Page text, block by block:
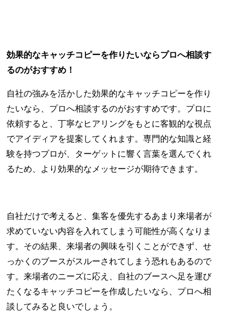
効果的なキャッチコピーを作りたいならプロへ相談す
るのがおすすめ！
自社の強みを活かした効果的なキャッチコピーを作り
たいなら、プロへ相談するのがおすすめです。プロに
依頼すると、丁寧なヒアリングをもとに客観的な視点
でアイディアを提案してくれます。専門的な知識と経
験を持つプロが、ターゲットに響く言葉を選んでくれ
るため、より効果的なメッセージが期待できます。
自社だけで考えると、集客を優先するあまり来場者が
求めていない内容を入れてしまう可能性が高くなりま
す。その結果、来場者の興味を引くことができず、せ
っかくのブースがスルーされてしまう恐れもあるので
す。来場者のニーズに応え、自社のブースへ足を運び
たくなるキャッチコピーを作成したいなら、プロへ相
談してみると良いでしょう。